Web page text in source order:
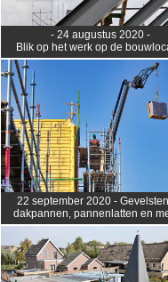
- 24 augustus 2020 -
Blik op het werk op de
22 september 2020 -
dakpannen, pannenlatten en